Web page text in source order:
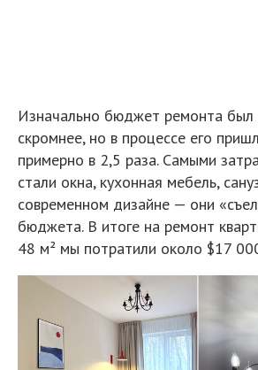
Отдельным приключением стала
заказывали в компании с